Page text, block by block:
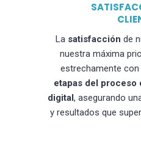
La satisfacción de
nuestra máxima
estrechamente
etapas del proceso
digital, asegurando
y resultados que